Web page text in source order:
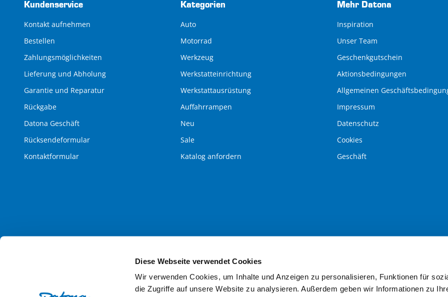
Diese Webseite verwendet Cookies
Wir verwenden Cookies, um Inhalte und Anzeigen zu personalisieren, Funktionen für
die Zugriffe auf unsere Website zu analysieren. Außerdem geben wir Informationen zu
Kundenservice
Kontakt aufnehmen
Bestellen
Zahlungsmöglichkeiten
Lieferung und Abholung
Garantie und Reparatur
Rückgabe
Datona Geschäft
Rücksendeformular
Kontaktformular
Kategorien
Auto
Motorrad
Werkzeug
Werkstatteinrichtung
Werkstattausrüstung
Auffahrrampen
Neu
Sale
Katalog anfordern
Mehr Datona
Inspiration
Unser Team
Geschenkgutschein
Aktionsbedingungen
Allgemeinen
Impressum
Datenschutz
Cookies
Geschäft